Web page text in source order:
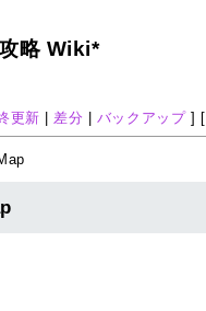
略 Wiki*
更新 | 差分 | バックアップ] [